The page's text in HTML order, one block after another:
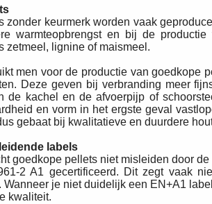
zonder keurmerk worden vaak
warmteopbrengst en bij de
zetmeel, lignine of maismeel.
men voor de productie van goedkope
Deze geven bij verbranding meer
de kachel en de afvoerpijp of
en vorm in het ergste geval
gebaat bij kwalitatieve en duurdere
labels
goedkope pellets niet misleiden door
2 A1 gecertificeerd. Dit zegt vaak
Wanneer je niet duidelijk een EN+A1
kwaliteit.